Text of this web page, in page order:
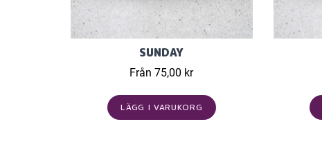
SUNDAY
Från 75,00 kr
LÄGG I VARUKORG